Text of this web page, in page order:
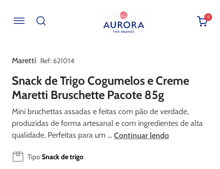
0
Maretti
: 621014
Snack de Trigo Cogumelos e Creme
Maretti Bruschette Pacote 85g
Mini bruchettas assadas e feitas com pão de verdade,
produzidas de forma artesanal e com ingredientes de alta
qualidade. Perfeitas para um ... Continuar lendo
TipoSnack de trigo